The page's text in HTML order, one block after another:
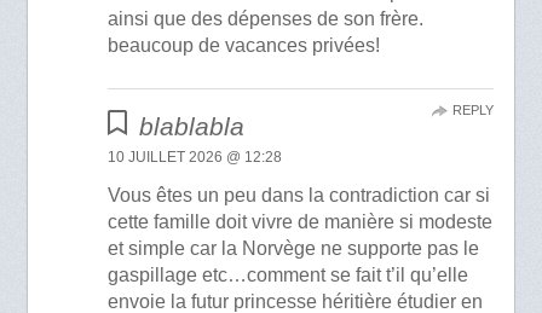
ainsi que des dépenses de son frère.
beaucoup de vacances privées!
blablabla
10 JUILLET 2026 @ 12:28
Vous êtes un peu dans la contradiction car si
cette famille doit vivre de manière si modeste
et simple car la Norvège ne supporte pas le
gaspillage etc…comment se fait t’il qu’elle
envoie la futur princesse héritière étudier en
REPLY